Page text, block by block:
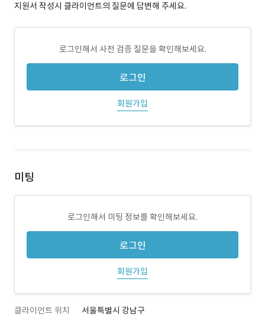
지원서 작성시 클라이언트의 질문에 답변해 주세요.
로그인해서 사전 검증 질문을 확인해보세요.
로그인
회원가입
미팅
로그인해서 미팅 정보를 확인해보세요.
로그인
회원가입
클라이언트 위치 서울특별시 강남구